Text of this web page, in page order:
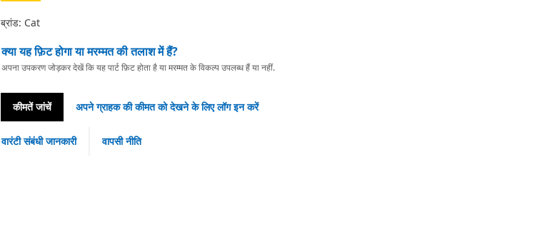
ब्रांड: Cat
क्या यह फ़िट होगा या मरम्मत की तलाश में हैं?
अपना उपकरण जोड़कर देखें कि यह पार्ट फ़िट होता है या मरम्मत के विकल्प उपलब्ध हैं या नहीं.
कीमतें जांचें अपने ग्राहक की कीमत को देखने के लिए लॉग इन करें
वारंटी संबंधी जानकारी वापसी नीति